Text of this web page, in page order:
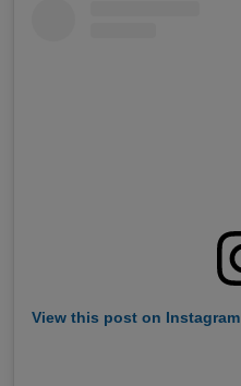
View this post on Instagram